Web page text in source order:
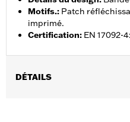
Motifs.: Patch
imprimé.
Certification: EN 17092-
DÉTAILS